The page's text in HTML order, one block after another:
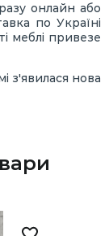
онлайн або
по Україні
меблі привезе
з'явилася нова